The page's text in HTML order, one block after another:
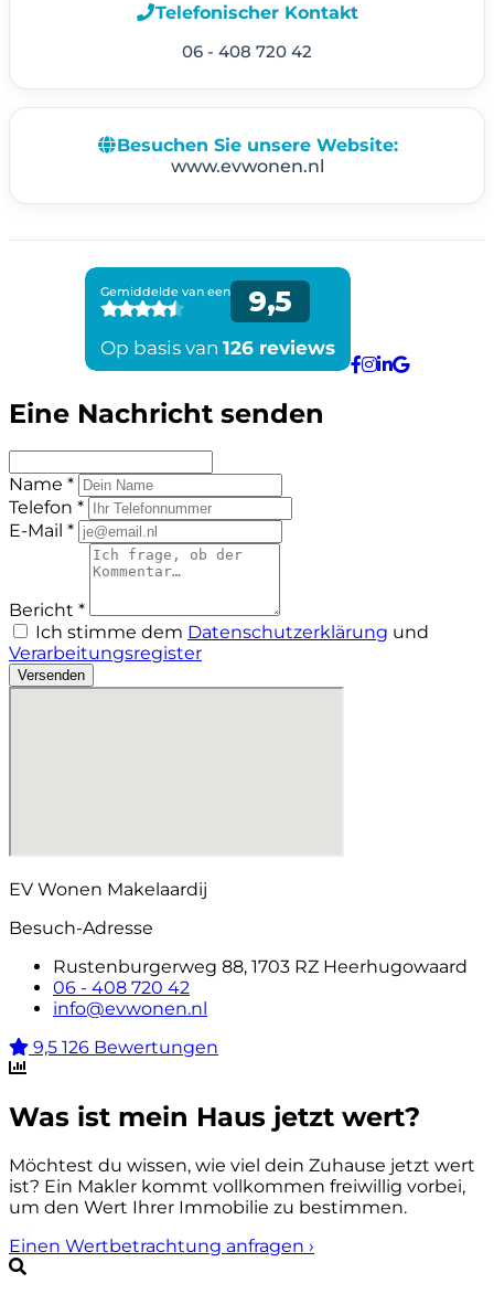
Telefonischer Kontakt
06 - 408 720 42
Besuchen Sie unsere Website:
www.evwonen.nl
Eine Nachricht senden
Name *
Telefon *
E-Mail *
Bericht *
Ich stimme dem Datenschutzerklärung und
Verarbeitungsregister
Versenden
EV Wonen Makelaardij
Besuch-Adresse
Rustenburgerweg 88, 1703 RZ Heerhugowaard
06 - 408 720 42
info@evwonen.nl
9,5 126 Bewertungen
Was ist mein Haus jetzt wert?
Möchtest du wissen, wie viel dein Zuhause jetzt wert
ist? Ein Makler kommt vollkommen freiwillig vorbei,
um den Wert Ihrer Immobilie zu bestimmen.
Einen Wertbetrachtung anfragen ›